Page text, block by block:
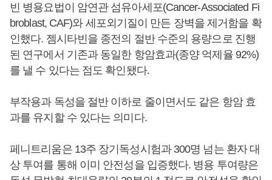
빈 병용요법이 암연관 섬유아세포(Cancer-Associated Fi
broblast, CAF)와 세포외기질이 만든 장벽을 제거함을 확
인했다. 젬시타빈을 종전의 절반 수준의 용량으로 진행
된 연구에서 기존과 동일한 항암효과(종양 억제율 92%)
를 낼 수 있다는 점도 확인됐다.
부작용과 독성을 절반 이하로 줄이면서도 같은 항암 효
과를 유지할 수 있다는 의미다.
페니트리움은 13주 장기독성시험과 300명 넘는 환자 대
상 투여를 통해 이미 안전성을 입증했다. 병용 투여량은